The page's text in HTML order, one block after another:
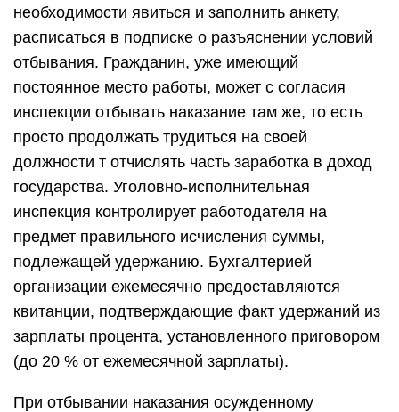
необходимости явиться и заполнить анкету,
расписаться в подписке о разъяснении условий
отбывания. Гражданин, уже имеющий
постоянное место работы, может с согласия
инспекции отбывать наказание там же, то есть
просто продолжать трудиться на своей
должности т отчислять часть заработка в доход
государства. Уголовно-исполнительная
инспекция контролирует работодателя на
предмет правильного исчисления суммы,
подлежащей удержанию. Бухгалтерией
организации ежемесячно предоставляются
квитанции, подтверждающие факт удержаний из
зарплаты процента, установленного приговором
(до 20 % от ежемесячной зарплаты).
При отбывании наказания осужденному